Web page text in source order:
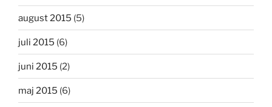
august 2015 (5)
juli 2015 (6)
juni 2015 (2)
maj 2015 (6)